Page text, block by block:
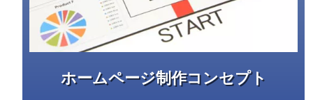
ホームページ制作コンセプト